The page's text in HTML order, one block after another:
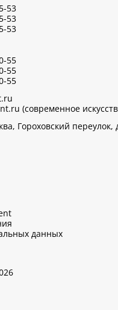
53
53
53
55
55
55
(современное
Гороховский переулок,
данных